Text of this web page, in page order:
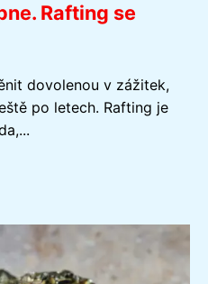
Rafting se
dovolenou v zážitek,
po letech. Rafting je